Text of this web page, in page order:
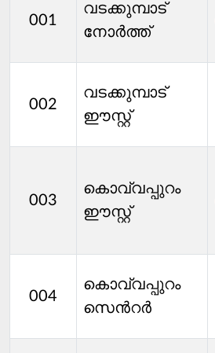
001
വടക്കുമ്പാട്
നോര്‍ത്ത്
002
വടക്കുമ്പാട്
ഈസ്റ്റ്
003
കൊവ്വപ്പുറം
ഈസ്റ്റ്
004
കൊവ്വപ്പുറം
സെന്‍റർ